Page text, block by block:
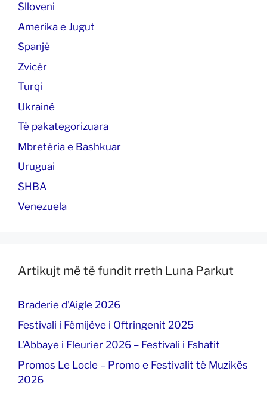
Slloveni
Amerika e Jugut
Spanjë
Zvicër
Turqi
Ukrainë
Të pakategorizuara
Mbretëria e Bashkuar
Uruguai
SHBA
Venezuela
Artikujt më të fundit rreth Luna Parkut
Braderie d'Aigle 2026
Festivali i Fëmijëve i Oftringenit 2025
L'Abbaye i Fleurier 2026 – Festivali i Fshatit
Promos Le Locle – Promo e Festivalit të Muzikës
2026